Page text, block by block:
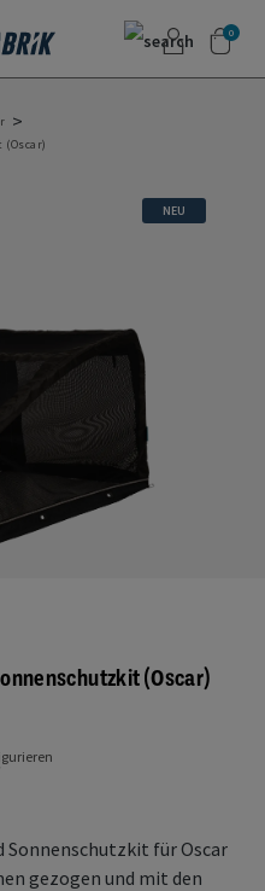
0
>
NEU
(Oscar)
Sonnenschutzkit für Oscar
gezogen und mit den